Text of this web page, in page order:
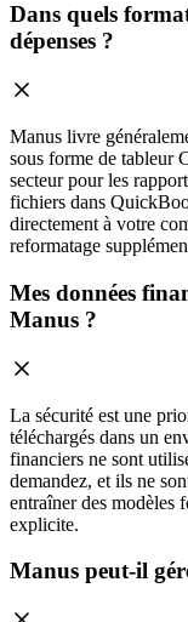
Dans quels
dépenses ?
Manus livre
sous forme de tableur
secteur pour les
fichiers dans
directement à votre
reformatage
Mes données
Manus ?
La sécurité est une
téléchargés dans un
financiers ne sont
demandez, et ils ne
entraîner des modèles
explicite.
Manus peut-il